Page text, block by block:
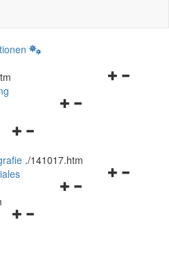
Navigationsmenü
Navigationsmenü
und
schließen
./141017.htm
Navigationsmenü
Navigationsmenü